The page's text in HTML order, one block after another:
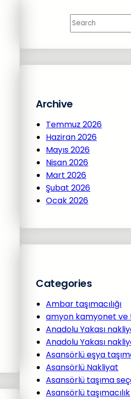
Archive
Temmuz 2026
Haziran 2026
Mayıs 2026
Nisan 2026
Mart 2026
Şubat 2026
Ocak 2026
Categories
Ambar taşımacılığı
amyon kamyonet ve
Anadolu Yakası
Anadolu Yakası
Asansörlü eşya
Asansörlü Nakliyat
Asansörlü taşıma
Asansörlü taşımacılık